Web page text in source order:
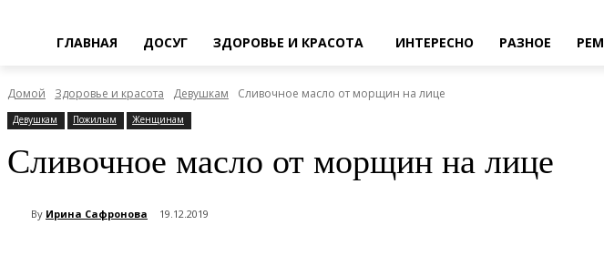
ГЛАВНАЯ ДОСУГ ЗДОРОВЬЕ И КРАСОТА ИНТЕРЕСНО РАЗНОЕ
Домой Здоровье и красота Девушкам Сливочное масло от морщин на лице
Девушкам Пожилым Женщинам
Сливочное масло от морщин на лице
By Ирина Сафронова 19.12.2019